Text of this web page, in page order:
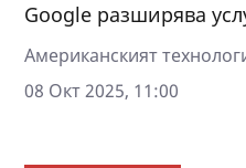
Google разширява
Американският
08 Окт 2025, 11:00